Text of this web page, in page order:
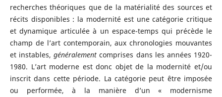
recherches théoriques que de la matérialité des sources et
récits disponibles : la modernité est une catégorie critique
et dynamique articulée à un espace-temps qui précède le
champ de l’art contemporain, aux chronologies mouvantes
et instables,généralement comprises dans les années 1920-
1980. L’art moderne est donc objet de la modernité et/ou
inscrit dans cette période. La catégorie peut être imposée
ou performée, à la manière d’un « modernisme